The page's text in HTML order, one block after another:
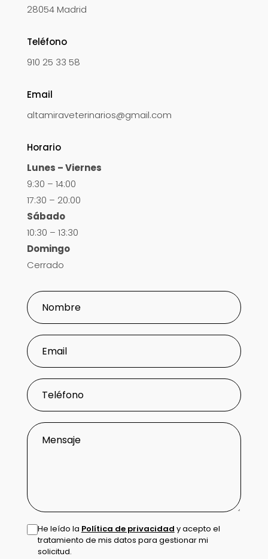
28054 Madrid
Teléfono
910 25 33 58
Email
altamiraveterinarios@gmail.com
Horario
Lunes – Viernes
9:30 – 14:00
17:30 – 20:00
Sábado
10:30 – 13:30
Domingo
Cerrado
He leído la Política de privacidad y acepto el
tratamiento de mis datos para gestionar mi
solicitud.